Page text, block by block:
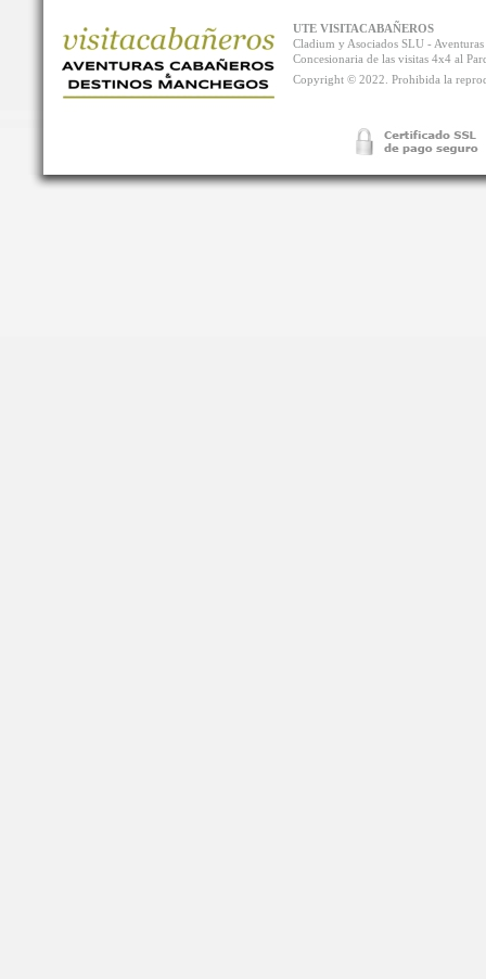
UTE VISITACABAÑEROS
Cladium y Asociados SLU -
Concesionaria de las visitas 4x4 al
Copyright © 2022. Prohibida la